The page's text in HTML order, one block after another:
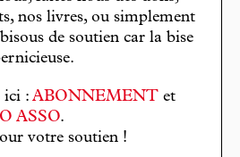
nos livres, ou simplement
de soutien car la bise
ici : ABONNEMENT et
ASSO.
votre soutien !